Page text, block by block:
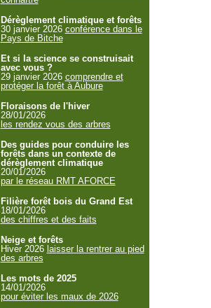
Dérèglement climatique et forêts
30 janvier 2026 conférence dans le
Pays de Bitche
Et si la science se construisait
avec vous ?
29 janvier 2026 comprendre et
protéger la forêt à Aubure
Floraisons de l'hiver
28/01/2026
les rendez vous des arbres
Des guides pour conduire les
forêts dans un contexte de
dérèglement climatique
20/01/2026
par le réseau RMT AFORCE
Filière forêt bois du Grand Est
18/01/2026
des chiffres et des faits
Neige et forêts
Hiver 2026 laisser la rentrer au pied
des arbres
Les mots de 2025
14/01/2026
pour éviter les maux de 2026